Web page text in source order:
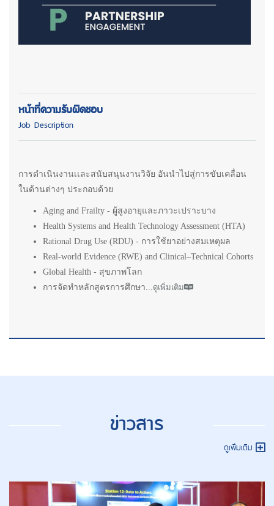
หน้าที่ความรับผิดชอบ
Job Description
การดำเนินงานเเละสนับสนุนงานวิจัย อันนำไปสู่การขับเคลื่อน
ในด้านต่างๆ ประกอบด้วย
Aging and Frailty - ผู้สูงอายุและภาวะเปราะบาง
Health Systems and Health Technology Assessment (HTA)
Rational Drug Use (RDU) - การใช้ยาอย่างสมเหตุผล
Real-world Evidence (RWE) and Clinical–Technical Cohorts
Global Health - สุขภาพโลก
การจัดทำหลักสูตรการศึกษา... ดูเพิ่มเติม
ข่าวสาร
ดูเพิ่มเติม